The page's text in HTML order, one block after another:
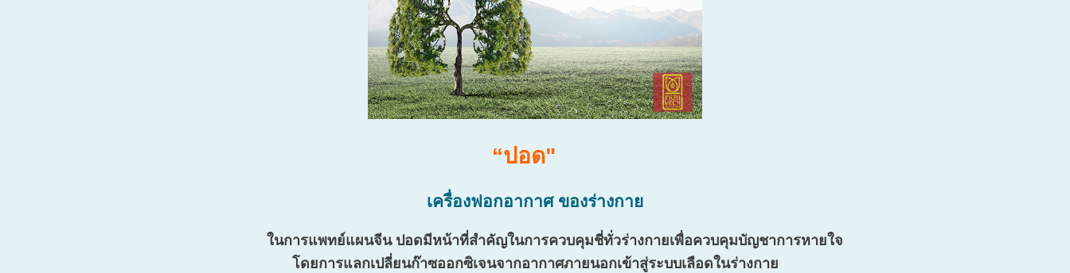
“ปอด"
เครื่องฟอกอากาศ ของร่างกาย
ในการแพทย์แผนจีน ปอดมีหน้าที่สำคัญในการควบคุมชี่ทั่วร่างกายเพื่อควบคุมบัญชาการหายใจ
โดยการแลกเปลี่ยนก๊าซออกซิเจนจากอากาศภายนอกเข้าสู่ระบบเลือดในร่างกาย